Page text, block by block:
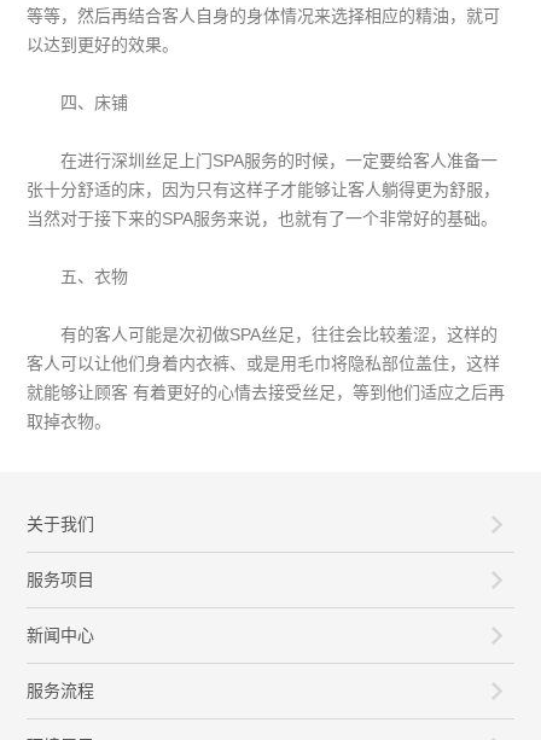
等等，然后再结合客人自身的身体情况来选择相应的精油，就可
以达到更好的效果。
四、床铺
在进行深圳丝足上门SPA服务的时候，一定要给客人准备一
张十分舒适的床，因为只有这样子才能够让客人躺得更为舒服，
当然对于接下来的SPA服务来说，也就有了一个非常好的基础。
五、衣物
有的客人可能是次初做SPA丝足，往往会比较羞涩，这样的
客人可以让他们身着内衣裤、或是用毛巾将隐私部位盖住，这样
就能够让顾客 有着更好的心情去接受丝足，等到他们适应之后再
取掉衣物。
关于我们
服务项目
新闻中心
服务流程